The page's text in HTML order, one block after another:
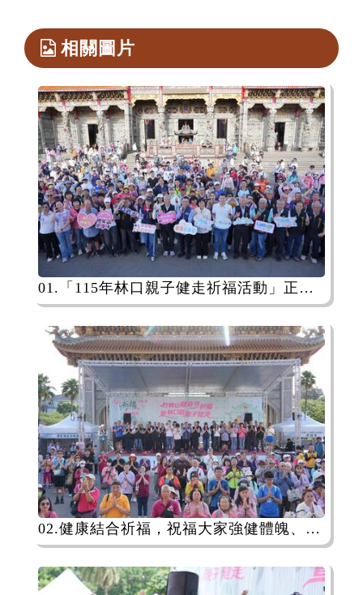
相關圖片
01.「115年林口親子健走祈福活動」正式開場
02.健康結合祈福，祝福大家強健體魄、歲歲平安！